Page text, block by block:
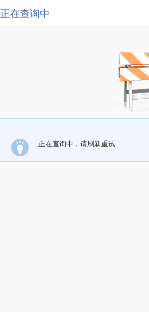
正在查询中
正在查询中，请刷新重试